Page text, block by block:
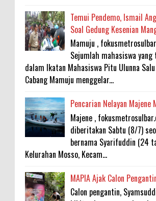
Temui Pendemo, Ismail
Soal Gedung Kesenian
Mamuju ,
Sejumlah mahasiswa
dalam Ikatan Mahasiswa Pitu Ulunna Salu
Cabang Mamuju menggelar...
Pencarian Nelayan Majene
Majene ,
diberitakan Sabtu (8/7)
bernama Syarifuddin (24
Kelurahan Mosso, Kecam...
MAPIA Ajak Calon
Calon pengantin,